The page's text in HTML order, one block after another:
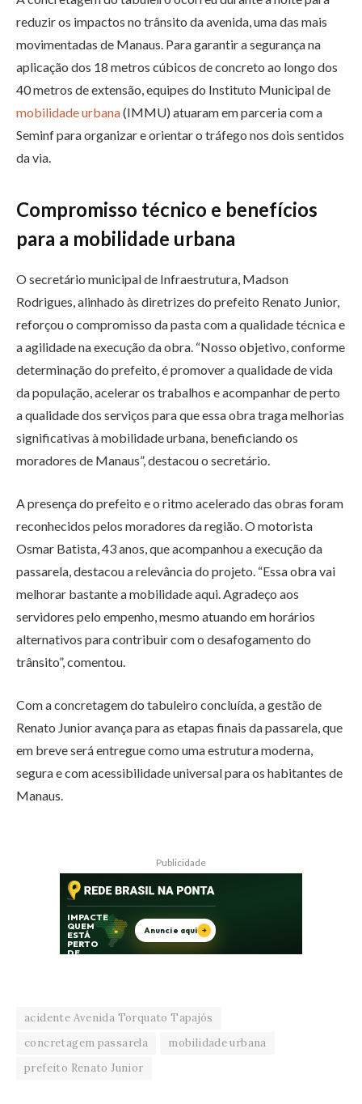
reduzir os impactos no trânsito da avenida, uma das mais
movimentadas de Manaus. Para garantir a segurança na
aplicação dos 18 metros cúbicos de concreto ao longo dos
40 metros de extensão, equipes do Instituto Municipal de
mobilidade urbana(IMMU) atuaram em parceria com a
Seminf para organizar e orientar o tráfego nos dois sentidos
da via.
Compromisso técnico e benefícios
para a mobilidade urbana
O secretário municipal de Infraestrutura, Madson
Rodrigues, alinhado às diretrizes do prefeito Renato Junior,
reforçou o compromisso da pasta com a qualidade técnica e
a agilidade na execução da obra. “Nosso objetivo, conforme
determinação do prefeito, é promover a qualidade de vida
da população, acelerar os trabalhos e acompanhar de perto
a qualidade dos serviços para que essa obra traga melhorias
significativas à mobilidade urbana, beneficiando os
moradores de Manaus”, destacou o secretário.
A presença do prefeito e o ritmo acelerado das obras foram
reconhecidos pelos moradores da região. O motorista
Osmar Batista, 43 anos, que acompanhou a execução da
passarela, destacou a relevância do projeto. “Essa obra vai
melhorar bastante a mobilidade aqui. Agradeço aos
servidores pelo empenho, mesmo atuando em horários
alternativos para contribuir com o desafogamento do
trânsito”, comentou.
Com a concretagem do tabuleiro concluída, a gestão de
Renato Junior avança para as etapas finais da passarela, que
em breve será entregue como uma estrutura moderna,
segura e com acessibilidade universal para os habitantes de
Manaus.
Publicidade
acidente Avenida Torquato Tapajós
concretagem passarela
mobilidade urbana
prefeito Renato Junior